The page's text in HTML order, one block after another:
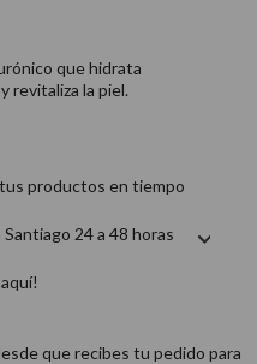
que hidrata
revitaliza la piel.
productos en tiempo
24 a 48 horas
que recibes tu pedido para